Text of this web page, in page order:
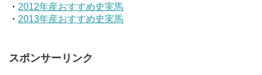
・ 2012年産おすすめ史実馬
・ 2013年産おすすめ史実馬
スポンサーリンク